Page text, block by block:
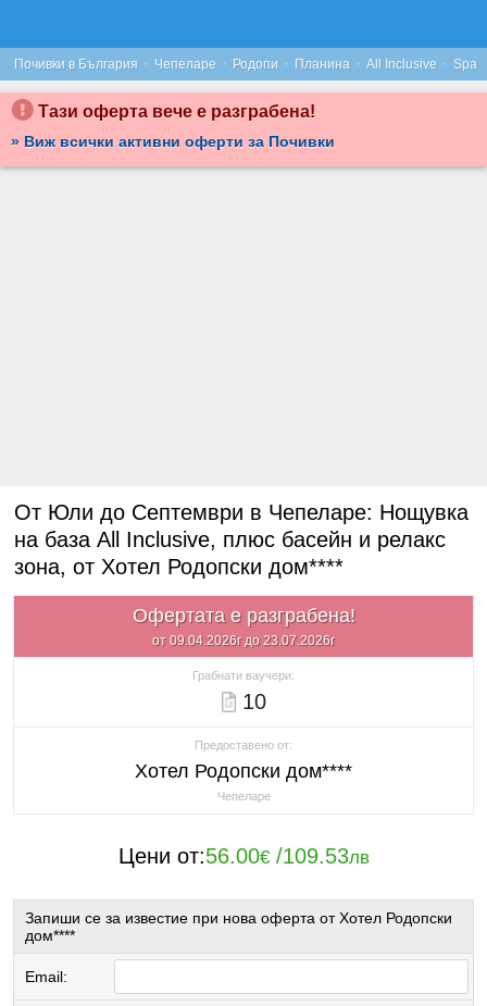
Почивки в България · Чепеларе · Родопи · Планина · All Inclusive · Spa
Тази оферта вече е разграбена!
» Виж всички активни оферти за Почивки
От Юли до Септември в Чепеларе: Нощувка
на база All Inclusive, плюс басейн и релакс
зона, от Хотел Родопски дом****
Офертата е разграбена!
от 09.04.2026г до 23.07.2026г
Грабнати ваучери:
10
Предоставено от:
Хотел Родопски дом****
Чепеларе
Цени от:56.00€/109.53лв
Запиши се за известие при нова оферта от Хотел Родопски
дом****
Email: